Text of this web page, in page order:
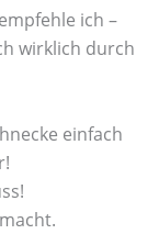
ich –
wirklich durch
einfach